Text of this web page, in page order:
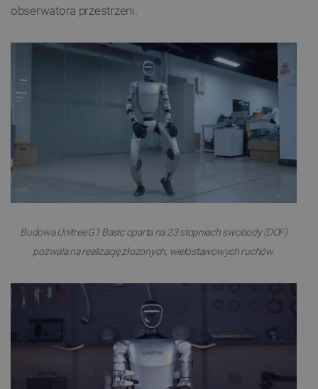
obserwatora przestrzeni.
Budowa Unitree G1 Basic oparta na 23 stopniach swobody (DOF)
pozwala na realizację złożonych, wielostawowych ruchów.